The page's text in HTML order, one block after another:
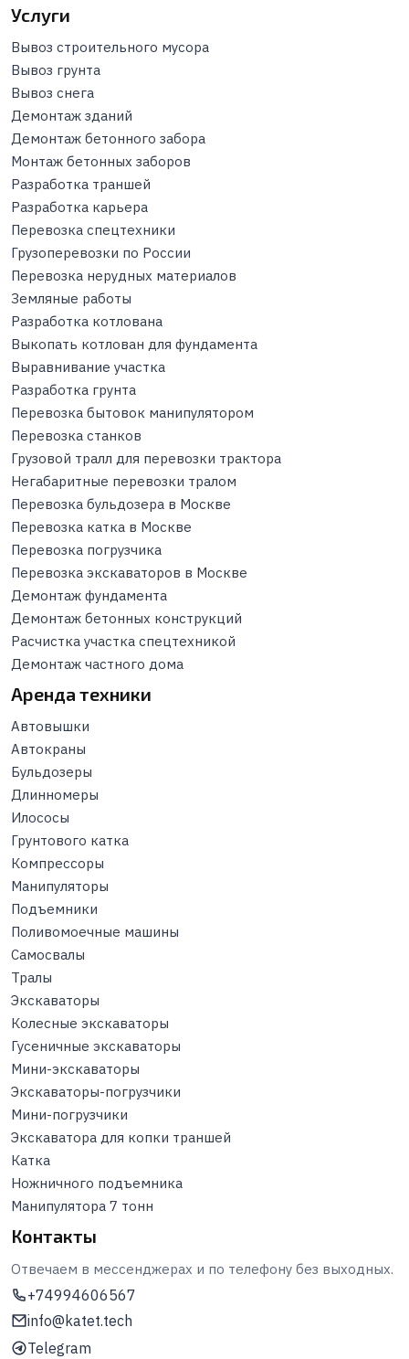
Услуги
Вывоз строительного мусора
Вывоз грунта
Вывоз снега
Демонтаж зданий
Демонтаж бетонного забора
Монтаж бетонных заборов
Разработка траншей
Разработка карьера
Перевозка спецтехники
Грузоперевозки по России
Перевозка нерудных материалов
Земляные работы
Разработка котлована
Выкопать котлован для фундамента
Выравнивание участка
Разработка грунта
Перевозка бытовок манипулятором
Перевозка станков
Грузовой тралл для перевозки трактора
Негабаритные перевозки тралом
Перевозка бульдозера в Москве
Перевозка катка в Москве
Перевозка погрузчика
Перевозка экскаваторов в Москве
Демонтаж фундамента
Демонтаж бетонных конструкций
Расчистка участка спецтехникой
Демонтаж частного дома
Аренда техники
Автовышки
Автокраны
Бульдозеры
Длинномеры
Илососы
Грунтового катка
Компрессоры
Манипуляторы
Подъемники
Поливомоечные машины
Самосвалы
Тралы
Экскаваторы
Колесные экскаваторы
Гусеничные экскаваторы
Мини-экскаваторы
Экскаваторы-погрузчики
Мини-погрузчики
Экскаватора для копки траншей
Катка
Ножничного подъемника
Манипулятора 7 тонн
Контакты
Отвечаем в мессенджерах и по телефону без выходных.
+74994606567
info@katet.tech
Telegram